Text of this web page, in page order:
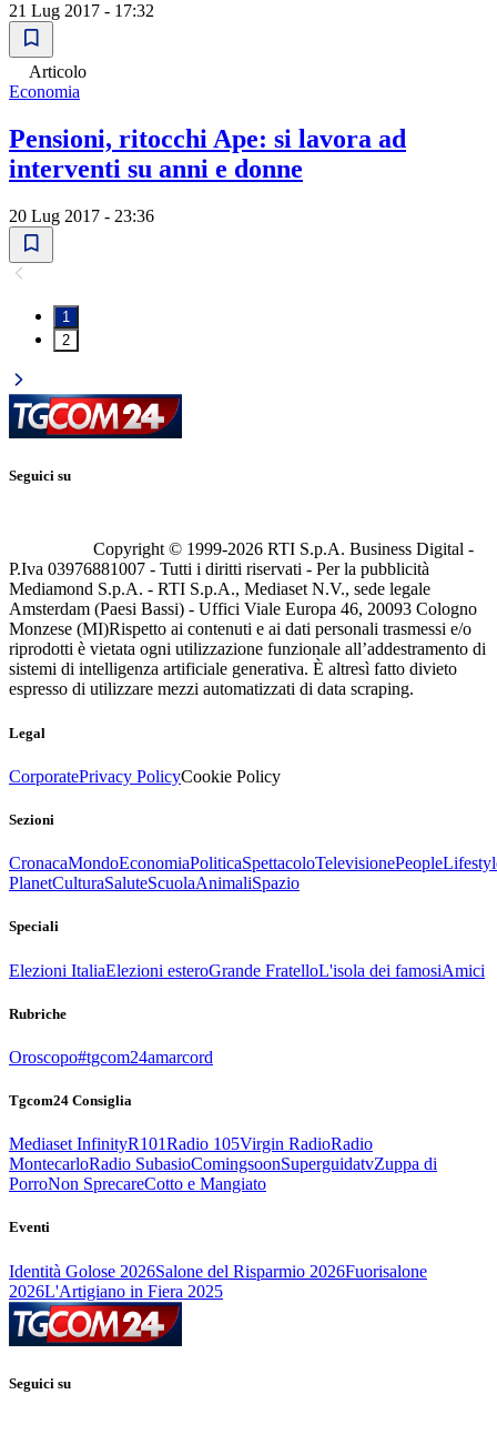
21 Lug 2017 - 17:32
Articolo
Economia
Pensioni, ritocchi Ape: si lavora ad
interventi su anni e donne
20 Lug 2017 - 23:36
1
2
Seguici su
Copyright © 1999-2026 RTI S.p.A. Business Digital -
P.Iva 03976881007 - Tutti i diritti riservati - Per la pubblicità
Mediamond S.p.A. - RTI S.p.A., Mediaset N.V., sede legale
Amsterdam (Paesi Bassi) - Uffici Viale Europa 46, 20093 Cologno
Monzese (MI)Rispetto ai contenuti e ai dati personali trasmessi e/o
riprodotti è vietata ogni utilizzazione funzionale all’addestramento di
sistemi di intelligenza artificiale generativa. È altresì fatto divieto
espresso di utilizzare mezzi automatizzati di data scraping.
Legal
CorporatePrivacy PolicyCookie Policy
Sezioni
CronacaMondoEconomiaPoliticaSpettacoloTelevisionePeople
PlanetCulturaSaluteScuolaAnimaliSpazio
Speciali
Elezioni ItaliaElezioni esteroGrande FratelloL'isola dei famosiAmici
Rubriche
Oroscopo#tgcom24amarcord
Tgcom24 Consiglia
Mediaset InfinityR101Radio 105Virgin RadioRadio
MontecarloRadio SubasioComingsoonSuperguidatvZuppa di
PorroNon SprecareCotto e Mangiato
Eventi
Identità Golose 2026Salone del Risparmio 2026Fuorisalone
2026L'Artigiano in Fiera 2025
Seguici su